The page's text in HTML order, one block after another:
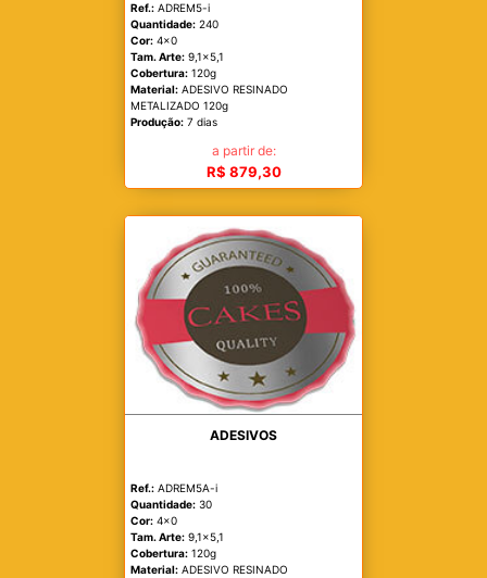
Ref.: ADREM5-i
Quantidade: 240
Cor: 4x0
Tam. Arte: 9,1x5,1
Cobertura: 120g
Material: ADESIVO RESINADO
METALIZADO 120g
Produção: 7 dias
a partir de:
R$ 879,30
ADESIVOS
Ref.: ADREM5A-i
Quantidade: 30
Cor: 4x0
Tam. Arte: 9,1x5,1
Cobertura: 120g
Material: ADESIVO RESINADO